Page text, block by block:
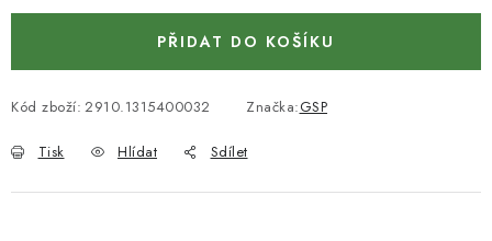
NÁSTROJE PRO STOLAŘE
NÁSTROJE PRO OPRACOVÁNÍ KOVU
NÁSTROJE PRO FRÉZOVÁNÍ
PŘIDAT DO KOŠÍKU
Kód zboží: 2910.1315400032 Značka:GSP
Tisk Hlídat Sdílet